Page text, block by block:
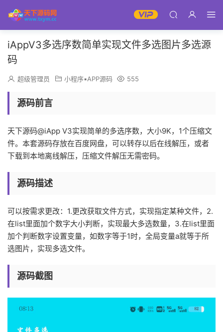
iAppV3多选序数简单实现文件多选图片多选源
码
超级管理员 小程序▪APP源码 555
源码前言
天下源码@iApp V3实现简单的多选序数，大小9K，1个压缩文
件。本套源码存放在百度网盘，可以转存以后在线解压，或者
下载到本地离线解压，压缩文件解压无需密码。
源码描述
可以按需求更改：1.更改获取文件方式，实现指定某种文件，2.
在list里面加个数字大小判断，实现最大多选数量，3.在list里面
加个判断数字设置变量，如数字等于1时，全局变量a就等于所
选图片，实现多选文件。
源码截图